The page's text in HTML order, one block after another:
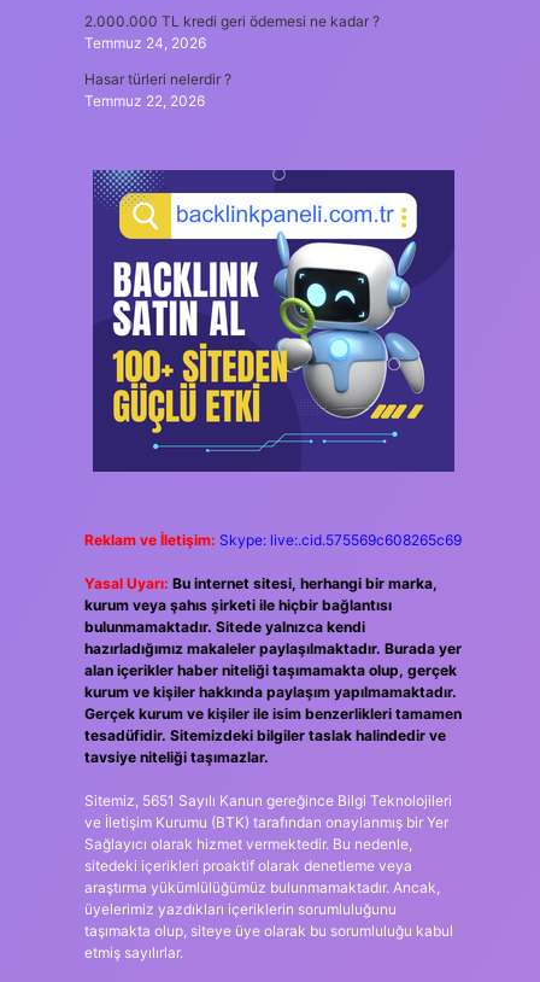
2.000.000 TL kredi geri ödemesi ne kadar ?
Temmuz 24, 2026
Hasar türleri nelerdir ?
Temmuz 22, 2026
Reklam ve İletişim: Skype: live:.cid.575569c608265c69
Yasal Uyarı: Bu internet sitesi, herhangi bir marka,
kurum veya şahıs şirketi ile hiçbir bağlantısı
bulunmamaktadır. Sitede yalnızca kendi
hazırladığımız makaleler paylaşılmaktadır. Burada yer
alan içerikler haber niteliği taşımamakta olup, gerçek
kurum ve kişiler hakkında paylaşım yapılmamaktadır.
Gerçek kurum ve kişiler ile isim benzerlikleri tamamen
tesadüfidir. Sitemizdeki bilgiler taslak halindedir ve
tavsiye niteliği taşımazlar.
Sitemiz, 5651 Sayılı Kanun gereğince Bilgi Teknolojileri
ve İletişim Kurumu (BTK) tarafından onaylanmış bir Yer
Sağlayıcı olarak hizmet vermektedir. Bu nedenle,
sitedeki içerikleri proaktif olarak denetleme veya
araştırma yükümlülüğümüz bulunmamaktadır. Ancak,
üyelerimiz yazdıkları içeriklerin sorumluluğunu
taşımakta olup, siteye üye olarak bu sorumluluğu kabul
etmiş sayılırlar.